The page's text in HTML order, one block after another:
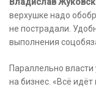
Владислав
верхушке надо
не пострадали.
выполнения
Параллельно
на бизнес. «Всё идёт